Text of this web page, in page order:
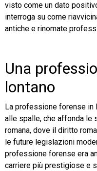
visto come un dato
interroga su come
antiche e rinomate
Una
lontano
La professione forense in
alle spalle, che affonda le
romana, dove il diritto
le future legislazioni
professione forense era
carriere più prestigiose e